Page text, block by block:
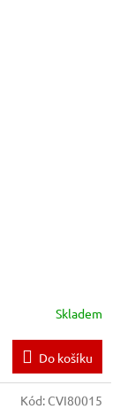
Skladem
Do košíku
Kód: CVI80015